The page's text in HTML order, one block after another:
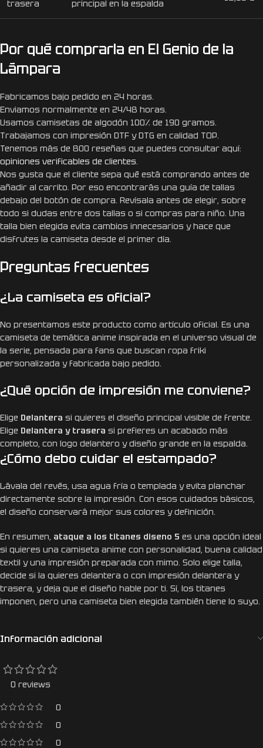
trasera
principal en la espalda
Por qué comprarla en El Genio de la
Lámpara
Fabricamos bajo pedido en 24 horas.
Enviamos normalmente en 24/48 horas.
Usamos camisetas de algodón 100% de 190 gramos.
Trabajamos con impresión DTF y DTG en calidad TOP.
Tenemos más de 800 reseñas que puedes consultar aquí:
opiniones verificables de clientes.
Nos gusta que el cliente sepa qué está comprando antes de
añadir al carrito. Por eso encontrarás una guía de tallas
debajo del botón de compra. Revísala antes de elegir, sobre
todo si dudas entre dos tallas o si compras para niño. Una
talla bien elegida evita cambios innecesarios y hace que
disfrutes la camiseta desde el primer día.
Preguntas frecuentes
¿La camiseta es oficial?
No presentamos este producto como artículo oficial. Es una
camiseta de temática anime inspirada en el universo visual de
la serie, pensada para fans que buscan ropa friki
personalizada y fabricada bajo pedido.
¿Qué opción de impresión me conviene?
Elige Delantera si quieres el diseño principal visible de frente.
Elige Delantera y trasera si prefieres un acabado más
completo, con logo delantero y diseño grande en la espalda.
¿Cómo debo cuidar el estampado?
Lávala del revés, usa agua fría o templada y evita planchar
directamente sobre la impresión. Con esos cuidados básicos,
el diseño conservará mejor sus colores y definición.
En resumen, ataque a los titanes diseno 5 es una opción ideal
si quieres una camiseta anime con personalidad, buena calidad
textil y una impresión preparada con mimo. Solo elige talla,
decide si la quieres delantera o con impresión delantera y
trasera, y deja que el diseño hable por ti. Sí, los titanes
imponen, pero una camiseta bien elegida también tiene lo suyo.
Información adicional
0 reviews
0
0
0